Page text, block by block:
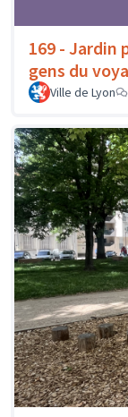
169 - Jardin
gens du
Ville de Lyon